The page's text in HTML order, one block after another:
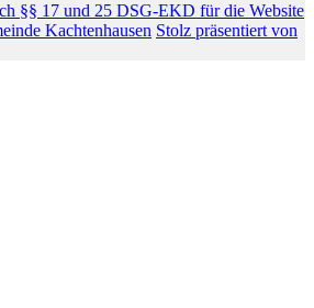
§§ 17 und 25 DSG-EKD für die Website
Kachtenhausen Stolz präsentiert von